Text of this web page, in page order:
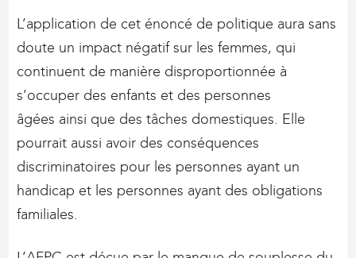
L’application de cet énoncé de politique aura sans
doute un impact négatif sur les femmes, qui
continuent de manière disproportionnée à
s’occuper des enfants et des personnes
âgées ainsi que des tâches domestiques. Elle
pourrait aussi avoir des conséquences
discriminatoires pour les personnes ayant un
handicap et les personnes ayant des obligations
familiales.